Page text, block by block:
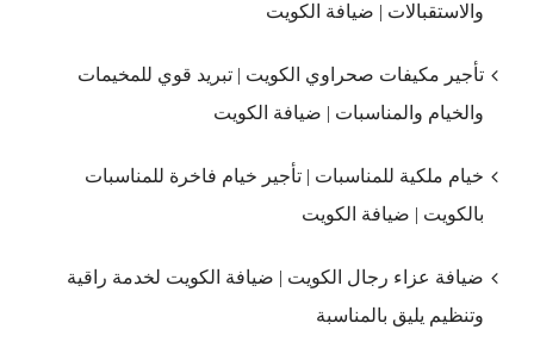
والاستقبالات | ضيافة الكويت
تأجير مكيفات صحراوي الكويت | تبريد قوي للمخيمات
والخيام والمناسبات | ضيافة الكويت
خيام ملكية للمناسبات | تأجير خيام فاخرة للمناسبات
بالكويت | ضيافة الكويت
ضيافة عزاء رجال الكويت | ضيافة الكويت لخدمة راقية
وتنظيم يليق بالمناسبة